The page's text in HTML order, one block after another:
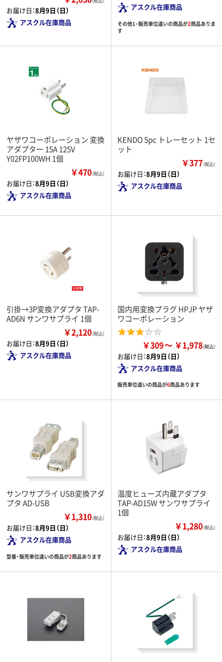
お届け日：8月9日（日）
アスクル在庫商品
アスクル在庫商品
その他1・販売単位違いの商品が2商品ありま
す
ヤザワコーポレーション 変換
アダプター 15A 125V
Y02FP100WH 1個
￥470（税込）
お届け日：8月9日（日）
アスクル在庫商品
KENDO 5pc トレーセット 1セ
ット
￥377（税込）
お届け日：8月9日（日）
アスクル在庫商品
引掛→3P変換アダプタ TAP-
AD6N サンワサプライ 1個
￥2,120（税込）
お届け日：8月9日（日）
アスクル在庫商品
国内用変換プラグ HPJP ヤザ
ワコーポレーション
￥309 ￥1,978
お届け日：8月9日（日）
アスクル在庫商品
販売単位違いの商品が6商品あります
サンワサプライ USB変換アダ
プタ AD-USB
￥1,310（税込）
お届け日：8月9日（日）
アスクル在庫商品
型番・販売単位違いの商品が2商品あります
温度ヒューズ内蔵アダプタ
TAP-AD15W サンワサプライ
1個
￥1,280（税込）
お届け日：8月9日（日）
アスクル在庫商品